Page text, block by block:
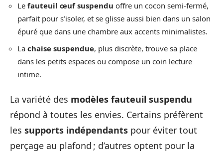
Le fauteuil œuf suspendu offre un cocon semi-fermé,
parfait pour s’isoler, et se glisse aussi bien dans un salon
épuré que dans une chambre aux accents minimalistes.
La chaise suspendue, plus discrète, trouve sa place
dans les petits espaces ou compose un coin lecture
intime.
La variété des modèles fauteuil suspendu
répond à toutes les envies. Certains préfèrent
les supports indépendants pour éviter tout
perçage au plafond ; d’autres optent pour la